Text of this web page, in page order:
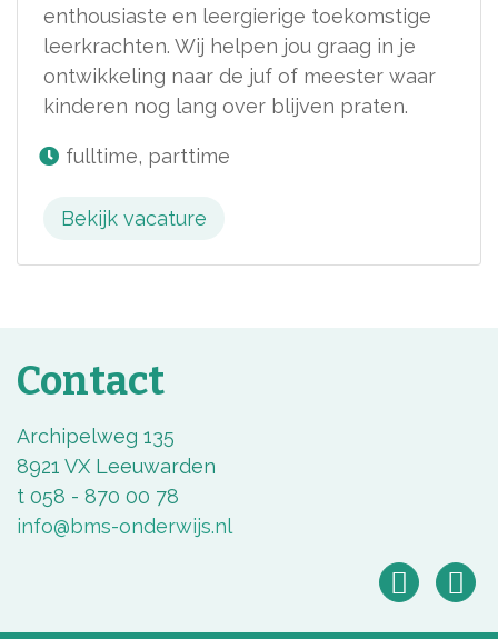
enthousiaste en leergierige toekomstige
leerkrachten. Wij helpen jou graag in je
ontwikkeling naar de juf of meester waar
kinderen nog lang over blijven praten.
fulltime, parttime
Bekijk vacature
Contact
Archipelweg 135
8921 VX Leeuwarden
t 058 - 870 00 78
info@bms-onderwijs.nl